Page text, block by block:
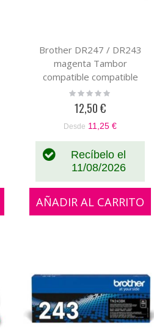
Brother DR247 / DR243
magenta Tambor
compatible compatible
alternativo a DR-247 / DR-
243
Rating:
12,50 €
Desde 11,25 €
Recíbelo el
11/08/2026
AÑADIR AL CARRITO